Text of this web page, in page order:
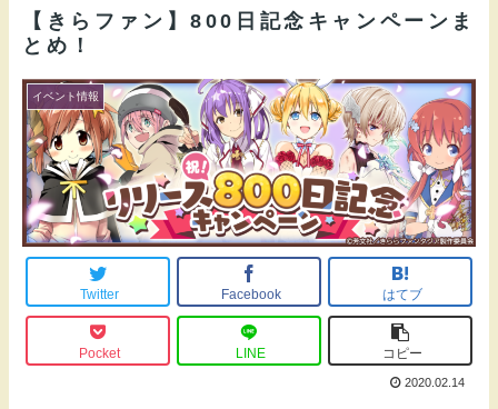
【きらファン】800日記念キャンペーンま
とめ！
イベント情報
Twitter Facebook はてブ
Pocket LINE コピー
2020.02.14